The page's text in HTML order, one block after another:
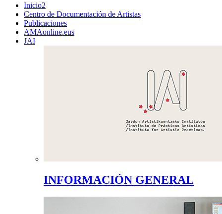
Inicio2
Centro de Documentación de Artistas
Publicaciones
AMAonline.eus
JAI
INFORMACIÓN GENERAL